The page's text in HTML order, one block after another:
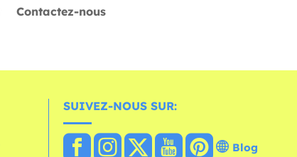
Contactez-nous
SUIVEZ-NOUS SUR:
Blog